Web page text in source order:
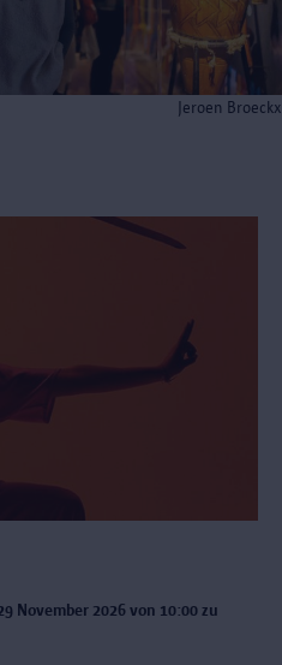
Jeroen Broeckx
November 2026 von 10:00 zu